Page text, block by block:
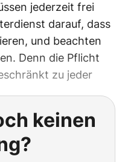
jederzeit frei
darauf, dass
und beachten
Denn die Pflicht
zu jeder
keinen